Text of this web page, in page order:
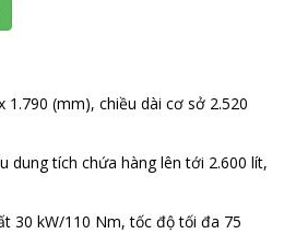
1.790 (mm), chiều dài cơ sở 2.520
dung tích chứa hàng lên tới 2.600 lít,
30 kW/110 Nm, tốc độ tối đa 75